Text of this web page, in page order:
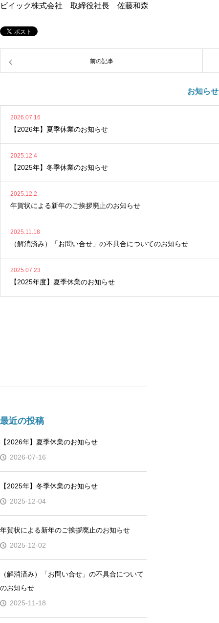
ビイック株式会社 取締役社長 佐藤和森
前の記事
お知らせ
2026.07.16
【2026年】夏季休業のお知らせ
2025.12.4
【2025年】冬季休業のお知らせ
2025.12.2
年賀状による新年のご挨拶廃止のお知らせ
2025.11.18
（解消済み）「お問い合せ」の不具合についてのお知らせ
2025.07.23
【2025年度】夏季休業のお知らせ
最近の投稿
【2026年】夏季休業のお知らせ
2026-07-16
【2025年】冬季休業のお知らせ
2025-12-04
年賀状による新年のご挨拶廃止のお知らせ
2025-12-02
（解消済み）「お問い合せ」の不具合について
のお知らせ
2025-11-18